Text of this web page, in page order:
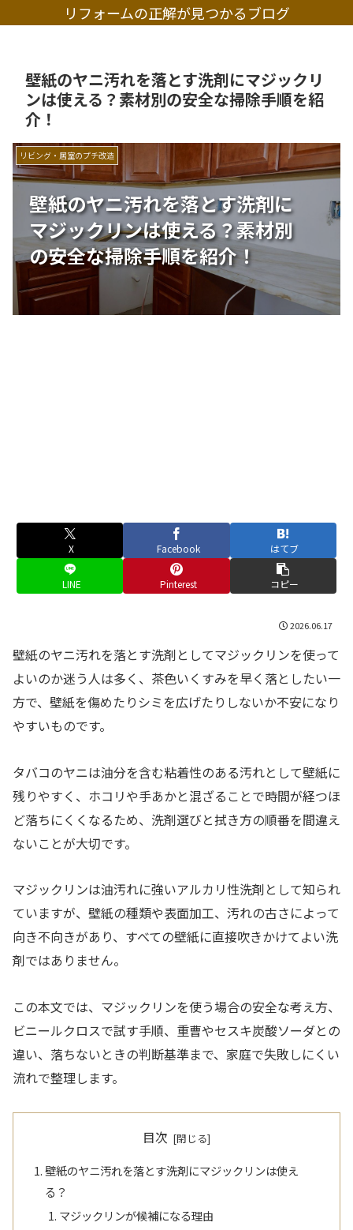
リフォームの正解が見つかるブログ
壁紙のヤニ汚れを落とす洗剤にマジックリ
ンは使える？素材別の安全な掃除手順を紹
介！
壁紙のヤニ汚れを落とす洗剤に
マジックリンは使える？素材別
の安全な掃除手順を紹介！
リビング・居室のプチ改造
X Facebook はてブ
LINE Pinterest コピー
2026.06.17
壁紙のヤニ汚れを落とす洗剤としてマジックリンを使って
よいのか迷う人は多く、茶色いくすみを早く落としたい一
方で、壁紙を傷めたりシミを広げたりしないか不安になり
やすいものです。
タバコのヤニは油分を含む粘着性のある汚れとして壁紙に
残りやすく、ホコリや手あかと混ざることで時間が経つほ
ど落ちにくくなるため、洗剤選びと拭き方の順番を間違え
ないことが大切です。
マジックリンは油汚れに強いアルカリ性洗剤として知られ
ていますが、壁紙の種類や表面加工、汚れの古さによって
向き不向きがあり、すべての壁紙に直接吹きかけてよい洗
剤ではありません。
この本文では、マジックリンを使う場合の安全な考え方、
ビニールクロスで試す手順、重曹やセスキ炭酸ソーダとの
違い、落ちないときの判断基準まで、家庭で失敗しにくい
流れで整理します。
目次
壁紙のヤニ汚れを落とす洗剤にマジックリンは使え
る？
マジックリンが候補になる理由